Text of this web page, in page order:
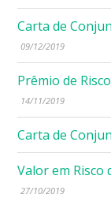
Carta de
09/12/2019
Prêmio de
14/11/2019
Carta de
Valor em Risco
27/10/2019